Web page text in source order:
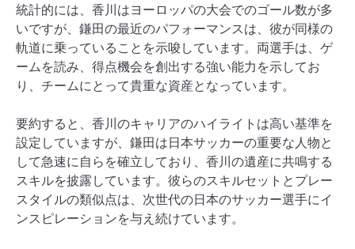
統計的には、香川はヨーロッパの大会でのゴール数が多
いですが、鎌田の最近のパフォーマンスは、彼が同様の
軌道に乗っていることを示唆しています。両選手は、ゲ
ームを読み、得点機会を創出する強い能力を示してお
り、チームにとって貴重な資産となっています。
要約すると、香川のキャリアのハイライトは高い基準を
設定していますが、鎌田は日本サッカーの重要な人物と
して急速に自らを確立しており、香川の遺産に共鳴する
スキルを披露しています。彼らのスキルセットとプレー
スタイルの類似点は、次世代の日本のサッカー選手にイ
ンスピレーションを与え続けています。